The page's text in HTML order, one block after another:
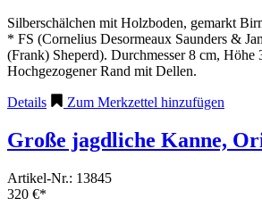
Silberschälchen mit Holzboden, gemarkt
* FS (Cornelius Desormeaux Saunders &
(Frank) Sheperd). Durchmesser 8 cm, Höhe
Hochgezogener Rand mit Dellen.
Details Zum Merkzettel hinzufügen
Große jagdliche Kanne,
Artikel-Nr.: 13845
320 €*